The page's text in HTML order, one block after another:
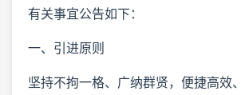
有关事宜公告如下：
一、引进原则
坚持不拘一格、广纳群贤，便捷高效